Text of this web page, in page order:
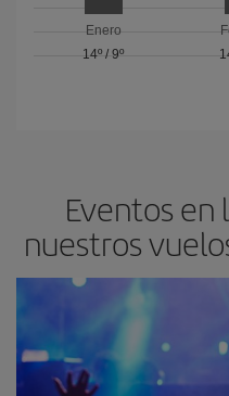
Enero
14º /9º
Eventos en
nuestros